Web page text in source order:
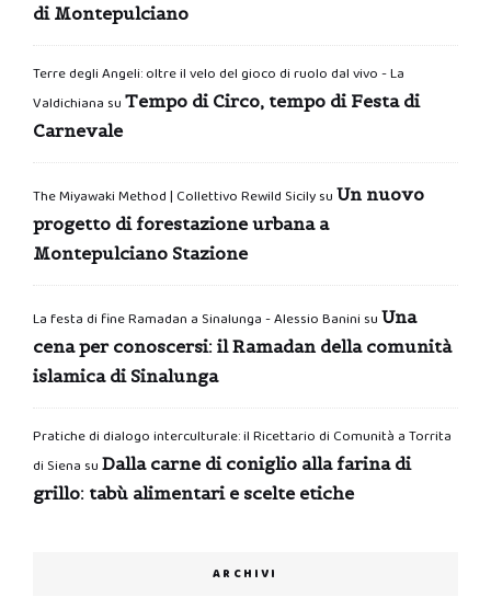
di Montepulciano
Terre degli Angeli: oltre il velo del gioco di ruolo dal vivo - La
Valdichiana su Tempo di Circo, tempo di Festa di
Carnevale
The Miyawaki Method | Collettivo Rewild Sicilysu Un nuovo
progetto di forestazione urbana a
Montepulciano Stazione
La festa di fine Ramadan a Sinalunga - Alessio Banini su Una
cena per conoscersi: il Ramadan della comunità
islamica di Sinalunga
Pratiche di dialogo interculturale: il Ricettario di Comunità a Torrita
di Siena su Dalla carne di coniglio alla farina di
grillo: tabù alimentari e scelte etiche
ARCHIVI